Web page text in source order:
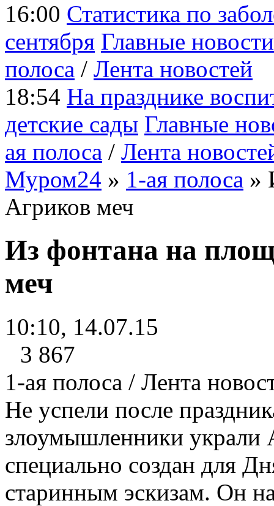
16:00 Статистика по
сентября Главные новости
полоса / Лента новостей
18:54 На празднике
детские сады Главные
ая полоса / Лента
Муром24 » 1-ая полоса »
Агриков меч
Из фонтана на
меч
10:10, 14.07.15
3 867
1-ая полоса / Лента
Не успели после
злоумышленники украли
специально создан для
старинным эскизам. Он